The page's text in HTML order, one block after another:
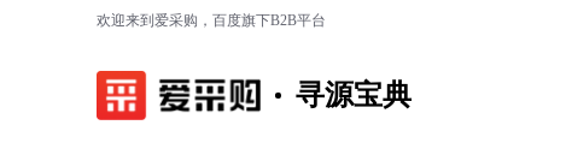
欢迎来到爱采购，百度旗下B2B平台
寻源宝典